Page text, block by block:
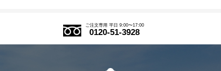
式部の香りシリーズ
ご注文専用 平日 9:00〜17:00
0120-51-3928